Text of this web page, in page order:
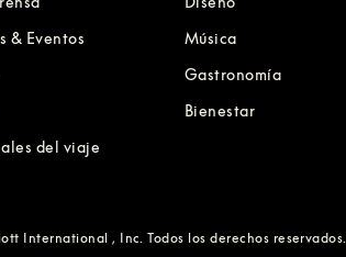
& Eventos
del viaje
Música
Gastronomía
Bienestar
International , Inc. Todos los derechos reservados.